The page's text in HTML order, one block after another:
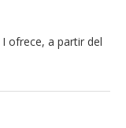
ofrece, a partir del